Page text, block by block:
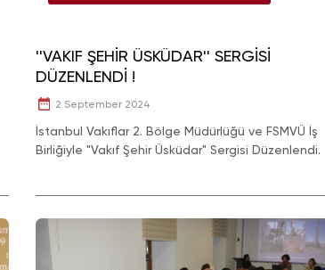
''VAKIF ŞEHİR ÜSKÜDAR'' SERGİSİ
DÜZENLENDİ !
2 September 2024
İstanbul Vakıflar 2. Bölge Müdürlüğü ve FSMVÜ İş
Birliğiyle "Vakıf Şehir Üsküdar" Sergisi Düzenlendi.